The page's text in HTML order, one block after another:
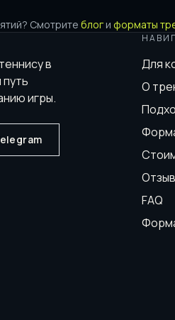
Смотрите блог и форматы
в
игры.
Для
О
FAQ